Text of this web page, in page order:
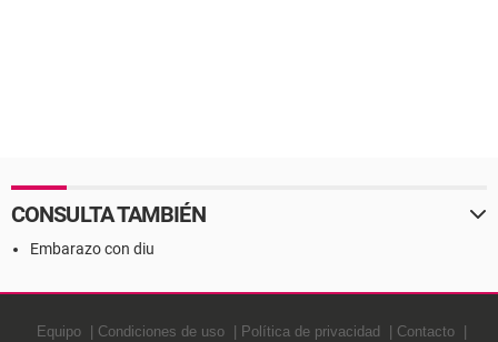
CONSULTA TAMBIÉN
Embarazo con diu
Equipo Condiciones de uso Política de privacidad Contacto